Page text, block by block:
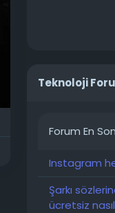
Teknoloji
Forum En
Instagram
Şarkı
ücretsiz